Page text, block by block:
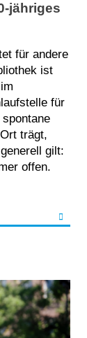
jähriges
für andere
ist
für
trägt,
gilt:
offen.